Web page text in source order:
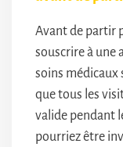
Avant de partir
souscrire à une
soins médicaux
que tous les
valide pendant
pourriez être